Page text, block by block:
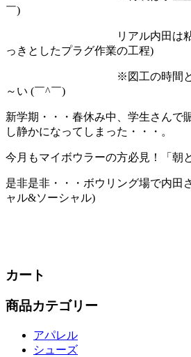
￣)
リアル内田は粘土遊
っきとしたプラグ作業の工程)
※図工の時間と勘違い
～い (￣^￣)
新学期・・・春休み中、学生さんで
し静かになってしまった・・・。
今月もマイボウラーの方必見！「朝
是非是非・・・ボウリング場で内
ャル&ソーシャル)
カート
商品カテゴリー
アパレル
シューズ